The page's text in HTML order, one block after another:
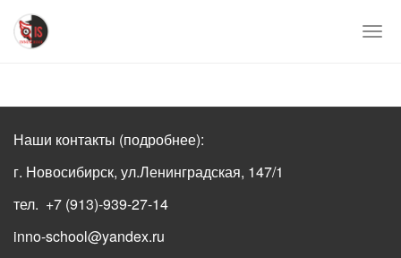
Перейти
основному
Наши контакты (подробнее):
г. Новосибирск, ул.Ленинградская, 147/1
тел. +7 (913)-939-27-14
inno-school@yandex.ru